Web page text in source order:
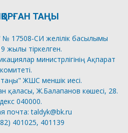
ТАҢЫ
№ 17508-СИ желілік басылымы
жылы тіркелген.
министрлігінің Ақпарат
комитеті.
ЖШС меншік иесі.
қаласы, Ж.Балапанов көшесі, 28.
040000.
почта: taldyk@bk.ru
401025, 401139